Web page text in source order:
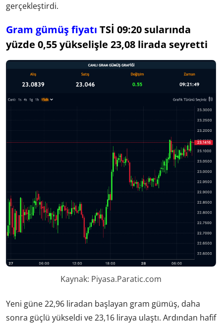
gerçekleştirdi.
Gram gümüş fiyatı TSİ 09:20 sularında
yüzde 0,55 yükselişle 23,08 lirada seyretti
Kaynak: Piyasa.Paratic.com
Yeni güne 22,96 liradan başlayan gram gümüş, daha
sonra güçlü yükseldi ve 23,16 liraya ulaştı. Ardından hafif